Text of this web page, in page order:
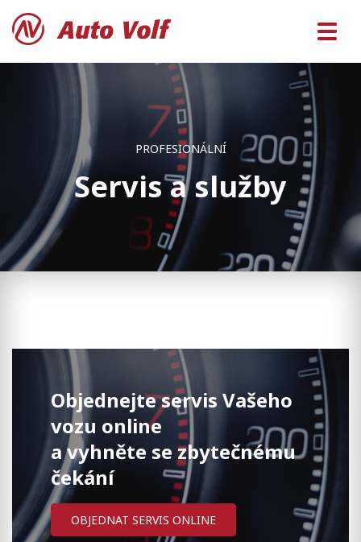
PROFESIONÁLNÍ
Servis a služby
Objednejte servis Vašeho
vozu online
a vyhněte se zbytečnému
čekání
OBJEDNAT SERVIS ONLINE